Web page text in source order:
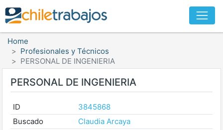
Home
Profesionales y Técnicos
PERSONAL DE INGENIERIA
PERSONAL DE INGENIERIA
ID
3845868
Buscado
Claudia Arcaya